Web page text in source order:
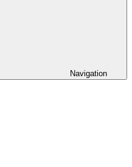
Navigation